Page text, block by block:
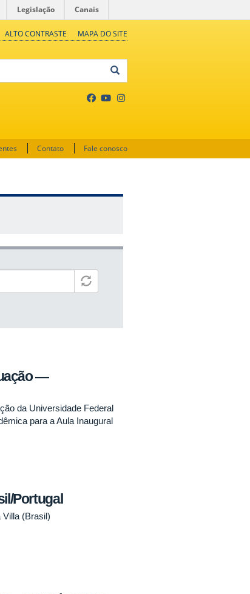
Legislação Canais
ALTO CONTRASTE MAPA DO SITE
Contato Fale conosco
—
da Universidade Federal
para a Aula Inaugural
Portugal
(Brasil)